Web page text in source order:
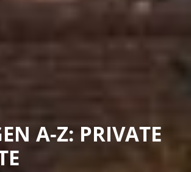
A-Z: PRIVATE